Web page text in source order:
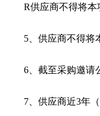
R供应商不得将本
5、供应商不得将
6、截至采购邀请
7、供应商近3年